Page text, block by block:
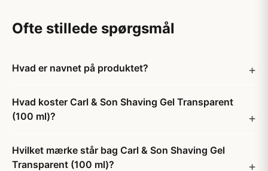
Ofte stillede spørgsmål
Hvad er navnet på produktet?
Hvad koster Carl & Son Shaving Gel Transparent
(100 ml)?
Hvilket mærke står bag Carl & Son Shaving Gel
Transparent (100 ml)?